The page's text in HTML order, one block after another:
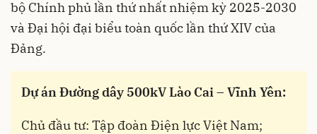
bộ Chính phủ lần thứ nhất nhiệm kỳ 2025-2030
và Đại hội đại biểu toàn quốc lần thứ XIV của
Đảng.
Dự án Đường dây 500kV Lào Cai – Vĩnh Yên:
Chủ đầu tư: Tập đoàn Điện lực Việt Nam;